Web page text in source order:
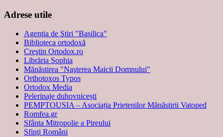
Adrese utile
Agenţia de Ştiri "Basilica"
Biblioteca ortodoxă
Creştin Ortodox.ro
Librăria Sophia
Mănăstirea "Naşterea Maicii Domnului"
Orthotoxos Typos
Ortodox Media
Pelerinaje duhovnicești
PEMPTOUSIA – Asociația Prietenilor Mănăstirii Vatoped
Romfea.gr
Sfânta Mitropolie a Pireului
Sfinţi Români